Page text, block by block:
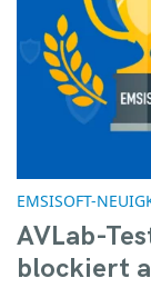
EMSISOFT-
AVLab-
blockiert